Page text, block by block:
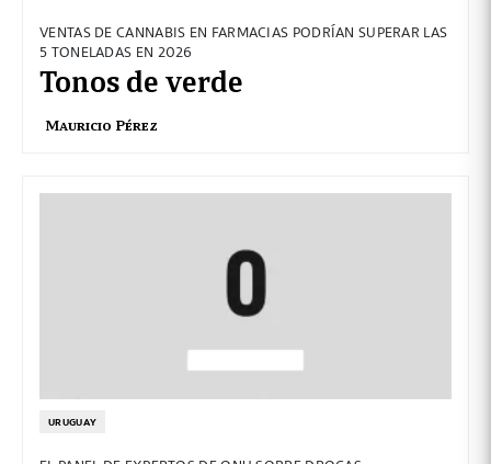
VENTAS DE CANNABIS EN FARMACIAS PODRÍAN SUPERAR LAS
5 TONELADAS EN 2026
Tonos de verde
Mauricio Pérez
URUGUAY